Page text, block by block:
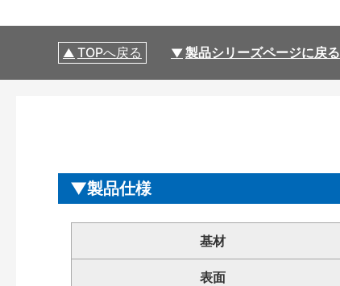
TOPへ戻る 製品シリーズページに戻る
製品仕様
基材
表面